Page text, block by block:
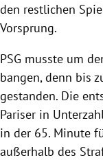
den restlichen
Vorsprung.
PSG musste um
bangen, denn bis
gestanden. Die
Pariser in
in der 65. Minute
außerhalb des